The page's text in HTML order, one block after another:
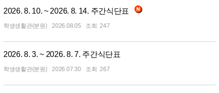
2026. 8. 10. ~ 2026. 8. 14. 주간식단표
학생생활관(분원) 2026.08.05 247
2026. 8. 3. ~ 2026. 8. 7. 주간식단표
학생생활관(분원) 2026.07.30 267